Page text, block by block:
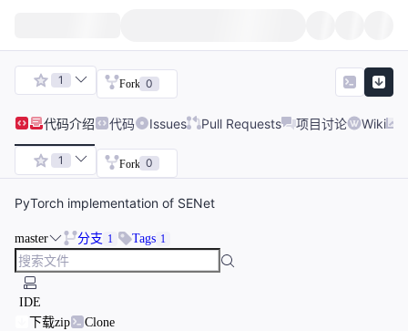
1 Fork 0
代码介绍 代码 Issues Pull Requests 项目讨论 Wiki
1 Fork 0
PyTorch implementation of SENet
master 分支 1 Tags 1
IDE
下载zip
Clone